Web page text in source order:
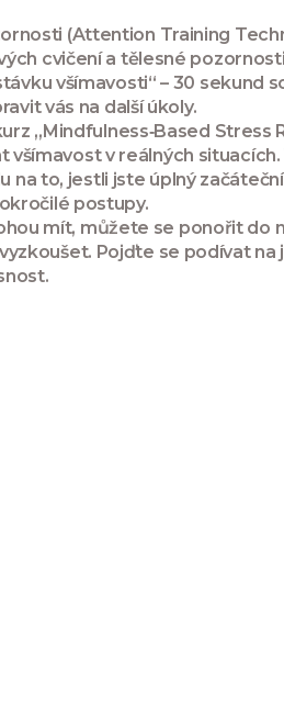
(Attention Training
cvičení a tělesné
všímavosti“ – 30 sekund
vás na další úkoly.
„Mindfulness‑Based Stress
v reálných
to, jestli jste úplný
postupy.
mít, můžete se ponořit do
Pojďte se podívat